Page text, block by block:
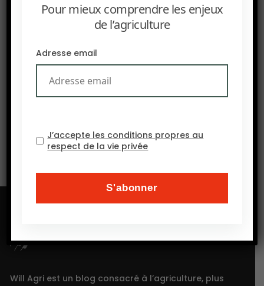
Will Agri est un blog consacré à l’agriculture, plus
Pour mieux comprendre les enjeux
de l’agriculture
Adresse email
J’accepte les conditions propres au
respect de la vie privée